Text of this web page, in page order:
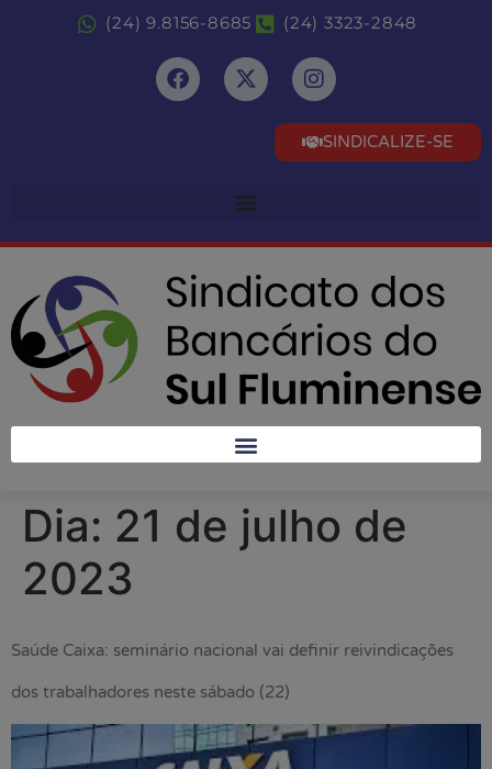
(24) 9.8156-8685 (24) 3323-2848
SINDICALIZE-SE
Dia: 21 de julho de
2023
Saúde Caixa: seminário nacional vai definir reivindicações
dos trabalhadores neste sábado (22)